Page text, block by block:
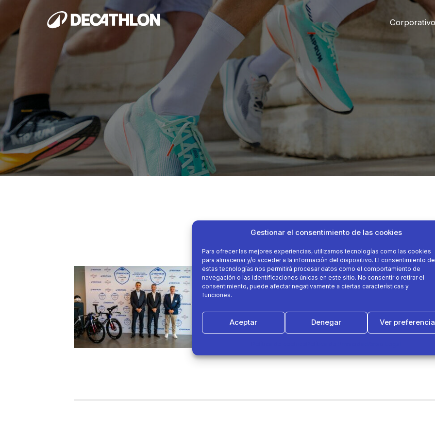
Gestionar el consentimiento de las cookies
Para ofrecer las mejores experiencias, utilizamos tecnologías como las cookies
para almacenar y/o acceder a la información del dispositivo. El consentimiento de
estas tecnologías nos permitirá procesar datos como el comportamiento de
navegación o las identificaciones únicas en este sitio. No consentir o retirar el
consentimiento, puede afectar negativamente a ciertas características y
funciones.
Aceptar Denegar Ver
Corporativo